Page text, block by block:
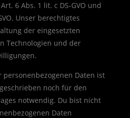
6 Abs. 1 lit. c DS-GVO und
Unser berechtigtes
der eingesetzten
Technologien und der
Daten ist
noch für den
notwendig. Du bist nicht
Daten